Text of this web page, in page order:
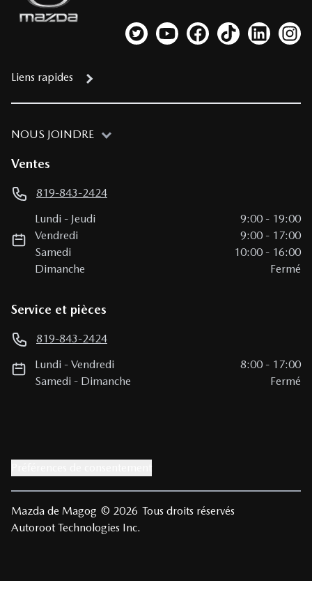
Lien vers notre compte Twitter
Lien vers notre chaîne
Lien vers notre page
Lien vers notre
Lien vers
Lien
Liens rapides
NOUS JOINDRE
Ventes
819-843-2424
Lundi - Jeudi 9:00 - 19:00
Vendredi
9:00 - 17:00
Samedi
10:00 - 16:00
Dimanche
Fermé
Service et pièces
819-843-2424
Lundi -Vendredi 8:00 - 17:00
Samedi - Dimanche Fermé
Mazda de Magog © 2026 Tous droits réservés
Autoroot Technologies Inc.